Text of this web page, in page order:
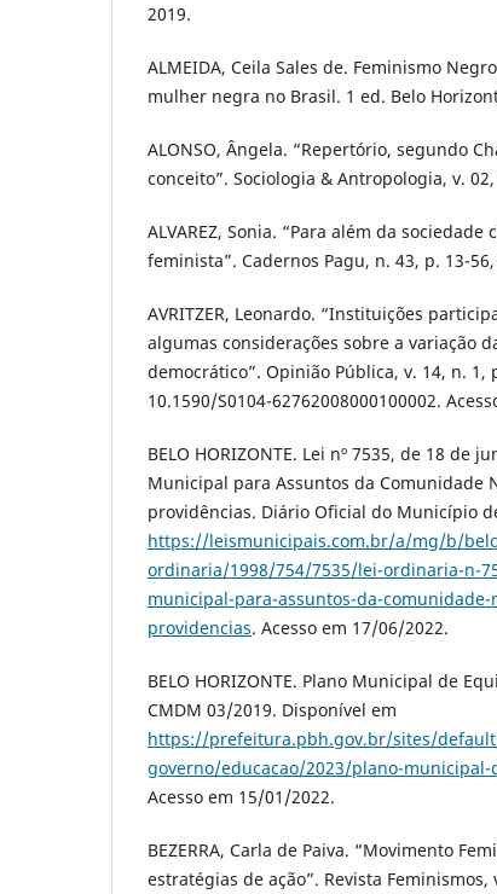
2019.
ALMEIDA, Ceila Sales de. Feminismo
mulher negra no Brasil. 1 ed. Belo
ALONSO, Ângela. “Repertório, segundo
conceito”. Sociologia & Antropologia, v.
ALVAREZ, Sonia. “Para além da
feminista”. Cadernos Pagu, n. 43, p. 13-56,
AVRITZER, Leonardo. “Instituições
algumas considerações sobre a variação
democrático”. Opinião Pública, v. 14, n. 1,
10.1590/S0104-62762008000100002.
BELO HORIZONTE. Lei nº 7535, de 18 de
Municipal para Assuntos da Comunidade
providências. Diário Oficial do Município
https://leismunicipais.com.br/a/mg/b/
ordinaria/1998/754/7535/lei-ordinaria-n-
municipal-para-assuntos-da-
providencias. Acesso em 17/06/2022.
BELO HORIZONTE. Plano Municipal de
CMDM 03/2019. Disponível em
https://prefeitura.pbh.gov.br/sites/
governo/educacao/2023/plano-
Acesso em 15/01/2022.
BEZERRA, Carla de Paiva. “Movimento
estratégias de ação”. Revista Feminismos,